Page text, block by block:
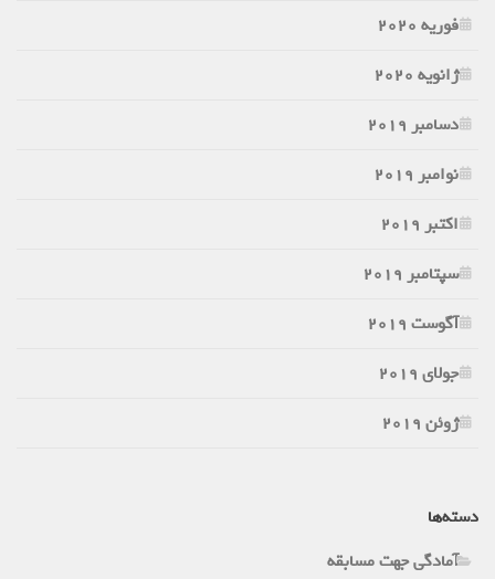
فوریه 2020
ژانویه 2020
دسامبر 2019
نوامبر 2019
اکتبر 2019
سپتامبر 2019
آگوست 2019
جولای 2019
ژوئن 2019
دسته‌ها
آمادگی جهت مسابقه